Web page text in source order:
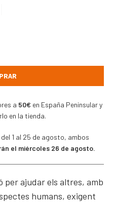
a 50€ en España Peninsular y
en la tienda.
1 al 25 de agosto, ambos
el miércoles 26 de agosto.
per ajudar els altres, amb
humans, exigent